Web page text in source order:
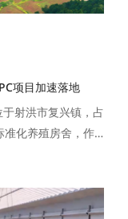
项目加速落地
射洪市复兴镇，占
准化养殖房舍，作
高标准、高质量